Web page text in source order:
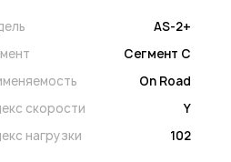
AS-2+
Сегмент C
On Road
скорости
Y
нагрузки
102